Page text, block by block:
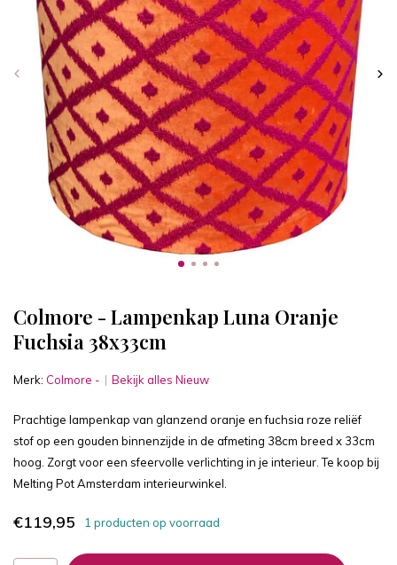
Colmore - Lampenkap Luna Oranje
Fuchsia 38x33cm
Merk: Colmore - Bekijk alles Nieuw
Prachtige lampenkap van glanzend oranje en fuchsia roze reliëf
stof op een gouden binnenzijde in de afmeting 38cm breed x 33cm
hoog. Zorgt voor een sfeervolle verlichting in je interieur. Te koop bij
Melting Pot Amsterdam interieurwinkel.
€119,95 1 producten op voorraad